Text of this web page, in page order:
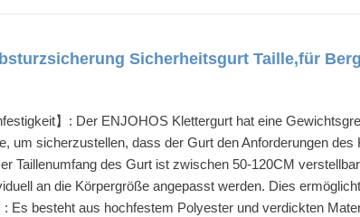
Sicherheitsgurt Taille,für
】: Der ENJOHOS Klettergurt hat eine
um sicherzustellen, dass der Gurt den Anforderungen des
Taillenumfang des Gurt ist zwischen 50-120CM
an die Körpergröße angepasst werden. Dies
: Es besteht aus hochfestem Polyester und verdickten